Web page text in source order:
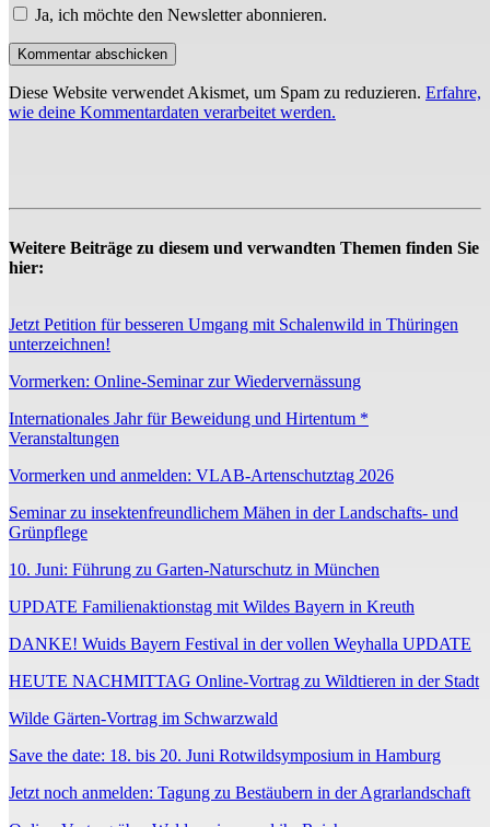
Ja, ich möchte den Newsletter abonnieren.
Diese Website verwendet Akismet, um Spam zu reduzieren. Erfahre,
wie deine Kommentardaten verarbeitet werden.
Weitere Beiträge zu diesem und verwandten Themen finden Sie
hier:
Jetzt Petition für besseren Umgang mit Schalenwild in Thüringen
unterzeichnen!
Vormerken: Online-Seminar zur Wiedervernässung
Internationales Jahr für Beweidung und Hirtentum *
Veranstaltungen
Vormerken und anmelden: VLAB-Artenschutztag 2026
Seminar zu insektenfreundlichem Mähen in der Landschafts- und
Grünpflege
10. Juni: Führung zu Garten-Naturschutz in München
UPDATE Familienaktionstag mit Wildes Bayern in Kreuth
DANKE! Wuids Bayern Festival in der vollen Weyhalla UPDATE
HEUTE NACHMITTAG Online-Vortrag zu Wildtieren in der Stadt
Wilde Gärten-Vortrag im Schwarzwald
Save the date: 18. bis 20. Juni Rotwildsymposium in Hamburg
Jetzt noch anmelden: Tagung zu Bestäubern in der Agrarlandschaft